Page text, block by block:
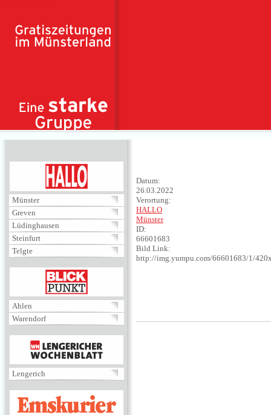
Münster
Greven
Lüdinghausen
Steinfurt
Telgte
BLICKPUNKT
Ahlen
Warendorf
MENÜ
Lengerich
EMSKURIER
Datum:
26.03.2022
Verortung:
HALLO
Münster
ID:
66601683
Bild Link:
http://img.yumpu.com/66601683/1/